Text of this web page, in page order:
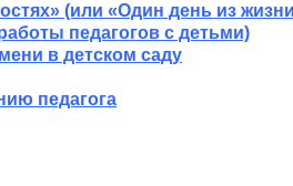
(или «Один день из
педагогов с детьми)
в детском саду
педагога